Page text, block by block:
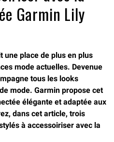
Garmin Lily
une place de plus en plus
mode actuelles. Devenue
tous les looks
mode. Garmin propose cet
élégante et adaptée aux
dans cet article, trois
à accessoiriser avec la